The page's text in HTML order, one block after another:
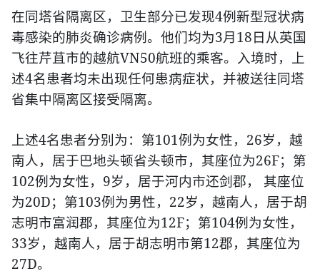
在同塔省隔离区，卫生部分已发现4例新型冠状病
毒感染的肺炎确诊病例。他们均为3月 18 日从英国
飞往芹苴市的越航VN50航班的乘客。入境时，上
述4名患者均未出现任何患病症状，并被送往同塔
省集中隔离区接受隔离。
上述4名患者分别为：第101例为女性， 26岁，越
南人，居于巴地头顿省头顿市，其座位为26F；第
102例为女性， 9岁，居于河内市还剑郡，
其座位
为20D；第103例为男性， 22岁，越南人，居于胡
志明市富润郡，其座位为12F；第104例为女性，
33岁，越南人，居于胡志明市第12郡，其座位为
27D。